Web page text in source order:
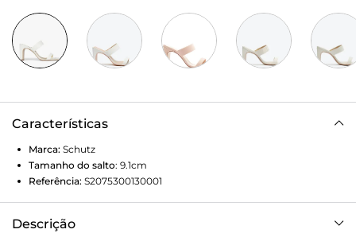
Características
Marca: Schutz
Tamanho do salto: 9.1cm
Referência: S2075300130001
Descrição